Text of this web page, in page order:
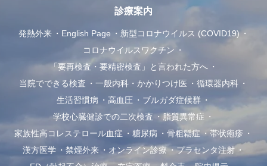
診療案内
発熱外来 English Page
新型コロナウイルス (COVID19)
コロナウイルスワクチン
「要再検査・要精密検査」と言われた方へ
当院でできる検査
一般内科・かかりつけ医
循環器内科
生活習慣病
高血圧
ブルガダ症候群
学校心臓健診での二次検査
脂質異常症
家族性高コレステロール血症
糖尿病 骨粗鬆症
帯状疱疹
漢方医学
禁煙外来 オンライン診療
プラセンタ注射